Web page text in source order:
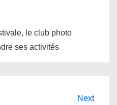
le club photo
ses activités
Next